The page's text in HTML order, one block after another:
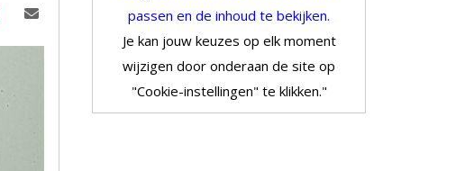
passen en de inhoud te bekijken.
Je kan jouw keuzes op elk moment
wijzigen door onderaan de site op
"Cookie-instellingen" te klikken."